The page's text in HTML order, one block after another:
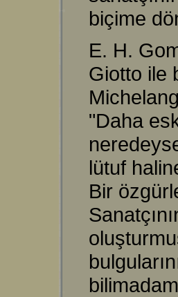
biçime
E. H.
Giotto ile
"Daha
lütuf
Bir